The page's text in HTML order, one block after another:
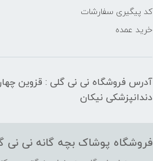
کد پیگیری سفارشات
خرید عمده
آدرس فروشگاه نی نی گلی : قزوین
دندانپزشکی نیکان
فروشگاه پوشاک بچه گانه نی نی